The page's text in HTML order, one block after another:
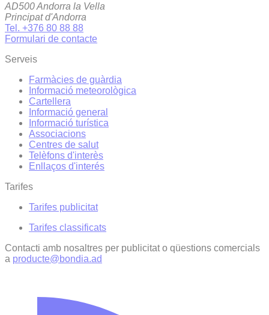
AD500 Andorra la Vella
Principat d'Andorra
Tel. +376 80 88 88
Formulari de contacte
Serveis
Farmàcies de guàrdia
Informació meteorològica
Cartellera
Informació general
Informació turística
Associacions
Centres de salut
Telèfons d'interès
Enllaços d'interés
Tarifes
Tarifes publicitat
Tarifes classificats
Contacti amb nosaltres per publicitat o qüestions comercials
a producte@bondia.ad